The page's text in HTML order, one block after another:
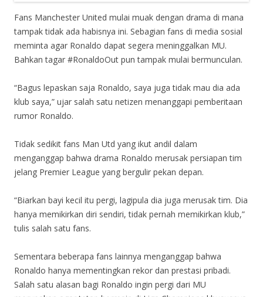
Fans Manchester United mulai muak dengan drama di mana
tampak tidak ada habisnya ini. Sebagian fans di media sosial
meminta agar Ronaldo dapat segera meninggalkan MU.
Bahkan tagar #RonaldoOut pun tampak mulai bermunculan.
“Bagus lepaskan saja Ronaldo, saya juga tidak mau dia ada
klub saya,” ujar salah satu netizen menanggapi pemberitaan
rumor Ronaldo.
Tidak sedikit fans Man Utd yang ikut andil dalam
menganggap bahwa drama Ronaldo merusak persiapan tim
jelang Premier League yang bergulir pekan depan.
“Biarkan bayi kecil itu pergi, lagipula dia juga merusak tim. Dia
hanya memikirkan diri sendiri, tidak pernah memikirkan klub,”
tulis salah satu fans.
Sementara beberapa fans lainnya menganggap bahwa
Ronaldo hanya mementingkan rekor dan prestasi pribadi.
Salah satu alasan bagi Ronaldo ingin pergi dari MU